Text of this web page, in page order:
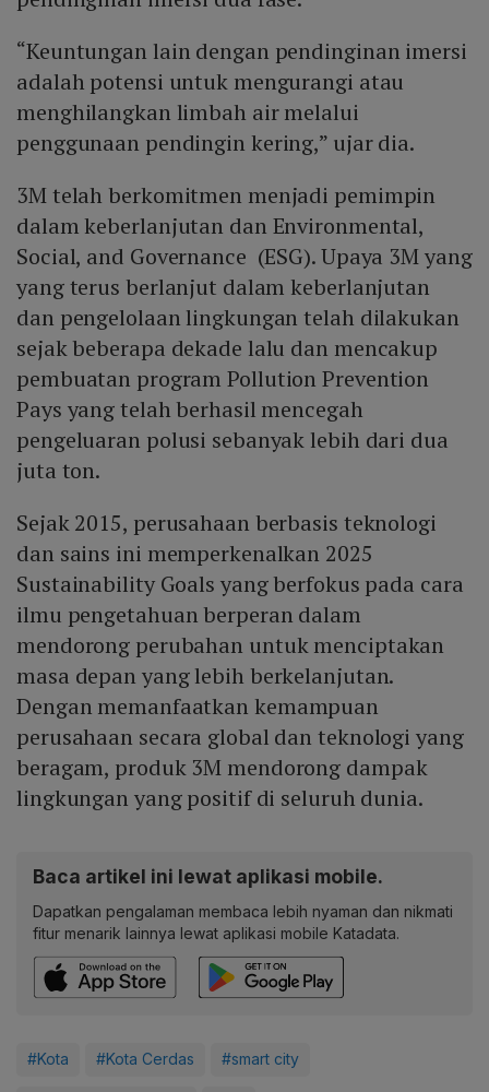
“Keuntungan lain dengan pendinginan imersi
adalah potensi untuk mengurangi atau
menghilangkan limbah air melalui
penggunaan pendingin kering,” ujar dia.
3M telah berkomitmen menjadi pemimpin
dalam keberlanjutan dan Environmental,
Social, and Governance (ESG). Upaya 3M yang
yang terus berlanjut dalam keberlanjutan
dan pengelolaan lingkungan telah dilakukan
sejak beberapa dekade lalu dan mencakup
pembuatan program Pollution Prevention
Pays yang telah berhasil mencegah
pengeluaran polusi sebanyak lebih dari dua
juta ton.
Sejak 2015, perusahaan berbasis teknologi
dan sains ini memperkenalkan 2025
Sustainability Goals yang berfokus pada cara
ilmu pengetahuan berperan dalam
mendorong perubahan untuk menciptakan
masa depan yang lebih berkelanjutan.
Dengan memanfaatkan kemampuan
perusahaan secara global dan teknologi yang
beragam, produk 3M mendorong dampak
lingkungan yang positif di seluruh dunia.
Baca artikel ini lewat aplikasi mobile.
Dapatkan pengalaman membaca lebih nyaman dan nikmati
fitur menarik lainnya lewat aplikasi mobile Katadata.
#Kota #Kota Cerdas #smart city